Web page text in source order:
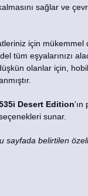
sağlar ve
için mükemmel
tüm eşyalarınızı
olanlar için,
Desert Edition'ın
sunar.
sayfada belirtilen